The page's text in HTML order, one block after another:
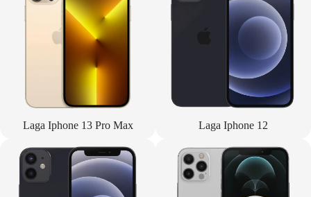
Laga Iphone 13 Pro Max Laga Iphone 12